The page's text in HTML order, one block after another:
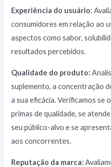
Experiência do usuário:
consumidores em relação ao
aspectos como sabor,
resultados percebidos.
Qualidade do produto:
suplemento, a concentração
a sua eficácia. Verificamos
primas de qualidade, se
seu público-alvo e se
aos concorrentes.
Reputação da marca: